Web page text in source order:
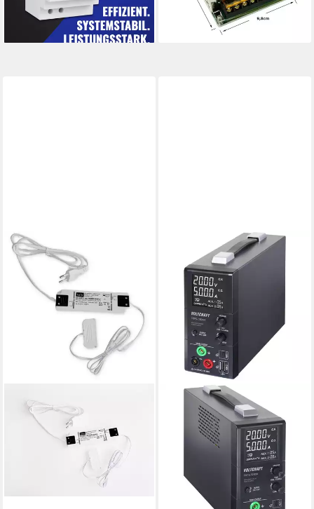
-35%
lieferbar - in 3-4 Werktagen bei dir
Ausgangsleistung
Überlastschutz)
26,95 €
lieferbar - in 3-4 Werktagen bei dir